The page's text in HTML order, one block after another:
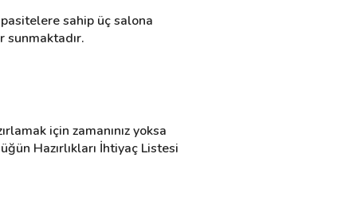
sahip üç salona
sunmaktadır.
için zamanınız yoksa
Hazırlıkları İhtiyaç Listesi